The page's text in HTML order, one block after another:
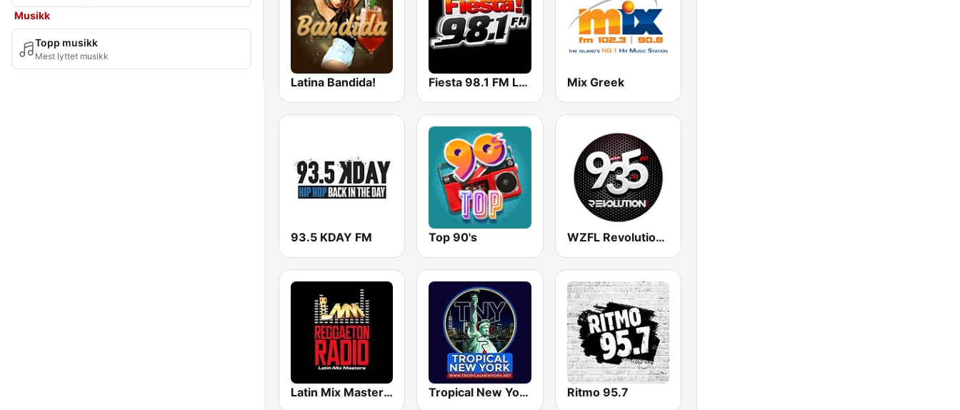
Musikk
Topp musikk
Mest lyttet musikk
Latina Bandida! Fiesta 98.1 FM Las Vegas! Mix Greek
93.5 KDAY FM Top 90's WZFL Revolution 93.5 FM
Latin Mix Masters Reggaeton Radio Tropical New York Radio Ritmo 95.7